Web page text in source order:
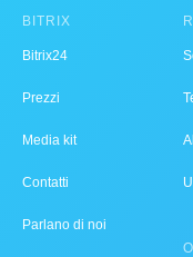
BITRIX
Bitrix24
Prezzi
Media kit
Contatti
Parlano di noi